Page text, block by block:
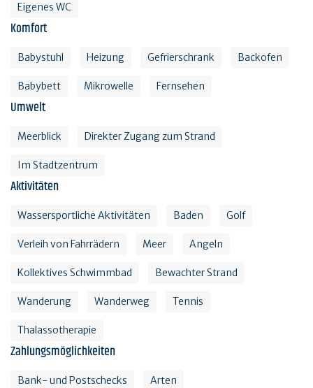
Eigenes WC
Komfort
Babystuhl Heizung Gefrierschrank Backofen
Babybett Mikrowelle Fernsehen
Umwelt
Meerblick Direkter Zugang zum Strand
Im Stadtzentrum
Aktivitäten
Wassersportliche Aktivitäten Baden Golf
Verleih von Fahrrädern Meer Angeln
Kollektives Schwimmbad Bewachter Strand
Wanderung Wanderweg Tennis
Thalassotherapie
Zahlungsmöglichkeiten
Bank- und Postschecks Arten